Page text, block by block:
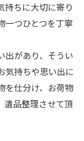
持ちに大切に寄り
一つひとつを丁寧
出があり、そうい
気持ちや思い出に
を仕分け、お荷物
遺品整理させて頂